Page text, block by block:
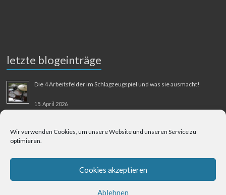
Wir verwenden Cookies, um unsere Website und unseren Service zu
optimieren.
Cookies akzeptieren
Ablehnen
letzte blogeinträge
Die 4 Arbeitsfelder im Schlagzeugspiel und was sie ausmacht!
15. April 2026
31. August 2025
Berliner Flughafen Tegel – Berlin-Bangkok